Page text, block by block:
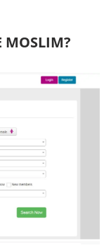
MOSLIM?